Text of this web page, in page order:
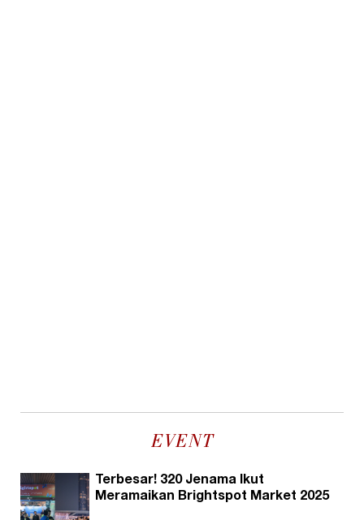
EVENT
Terbesar! 320 Jenama Ikut
Meramaikan Brightspot Market 2025